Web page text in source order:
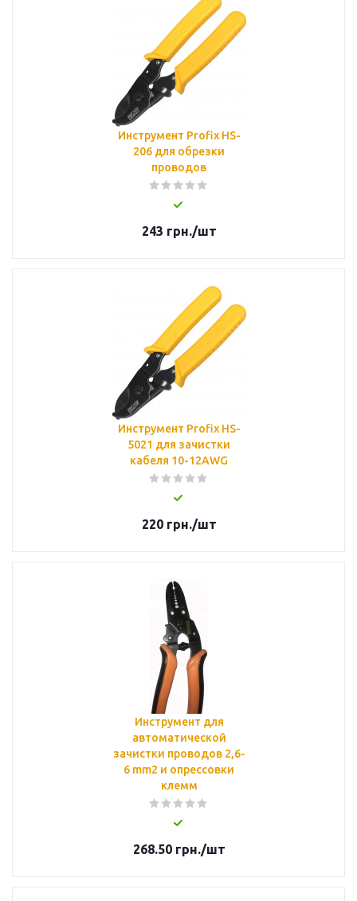
Инструмент Profix HS-
206 для обрезки
проводов
243 грн./шт
Инструмент Profix HS-
5021 для зачистки
кабеля 10-12AWG
220грн./шт
Инструмент для
автоматической
зачистки проводов 2,6-
6 mm2 и опрессовки
клемм
268.50грн./шт